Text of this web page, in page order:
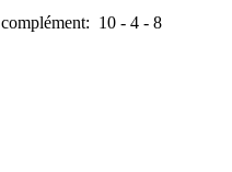
complément: 10 - 4 - 8